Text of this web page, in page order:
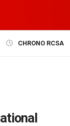
CHRONO RCSA